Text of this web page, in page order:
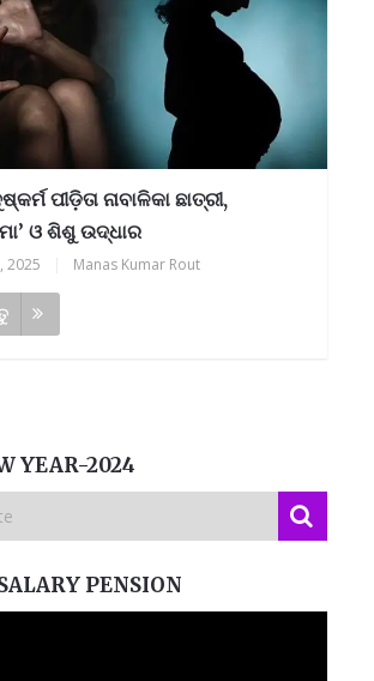
ପୀଡ଼ିତା ନାବାଳିକା ଛାତ୍ରୀ,
ଓ ଶିଶୁ ଉଦ୍ଧାର
2025 Manas Kumar Rout
YEAR-2024
PENSION